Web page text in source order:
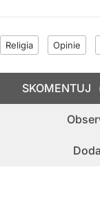
Religia Opinie
SKOMENTUJ